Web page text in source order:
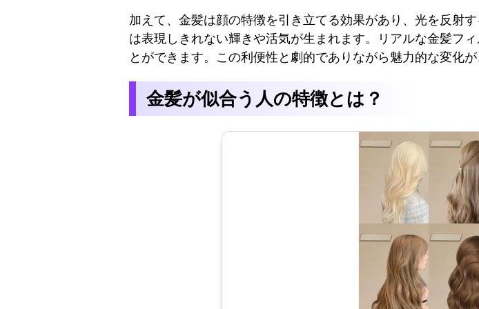
加えて、金髪は顔の特徴を引き立てる効果があり、光を反射
は表現しきれない輝きや活気が生まれます。リアルな金髪フ
とができます。この利便性と劇的でありながら魅力的な変化
金髪が似合う人の特徴とは？